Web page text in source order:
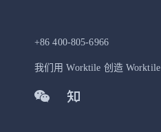
+86 400-805-6966
我们用 Worktile 创造 Worktile